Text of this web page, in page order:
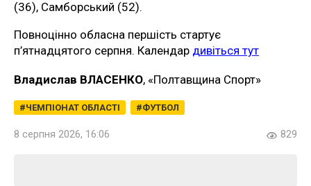
(36), Самборський (52).
Повноцінно обласна першість стартує
п’ятнадцятого серпня. Календар дивіться тут
Владислав ВЛАСЕНКО, «Полтавщина Спорт»
ЧЕМПІОНАТ ОБЛАСТІ ФУТБОЛ
8 серпня 2026, 16:06 829